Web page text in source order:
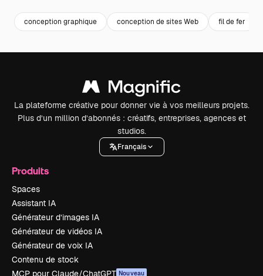
conception graphique conception de sites Web fil de fer
La plateforme créative pour donner vie à vos meilleurs projets.
Plus d’un million d’abonnés : créatifs, entreprises, agences et
studios.
Français
Produits
Spaces
Assistant IA
Générateur d’images IA
Générateur de vidéos IA
Générateur de voix IA
Contenu de stock
MCP pour Claude/ChatGPT Nouveau